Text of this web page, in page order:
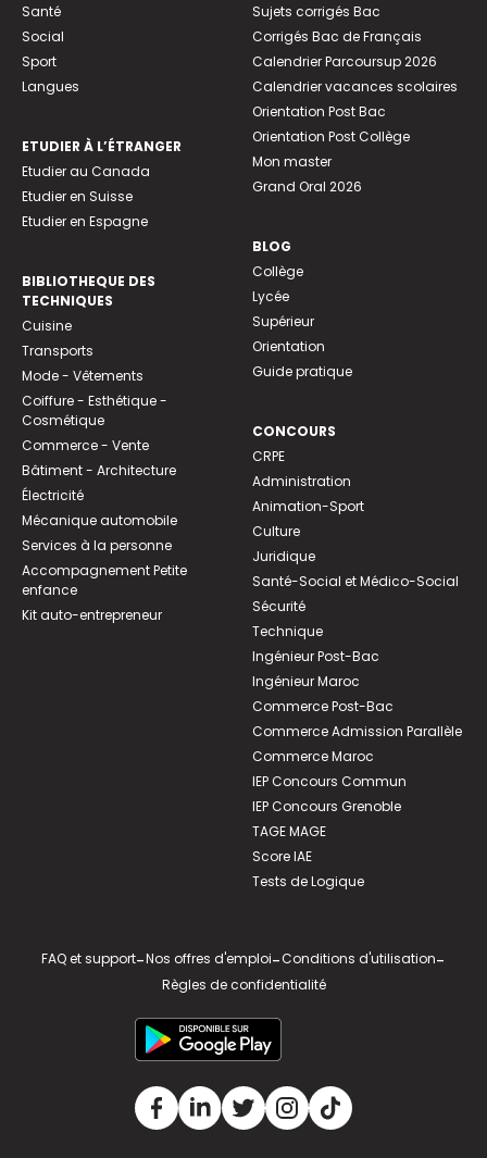
Santé
Social
Sport
Langues
ETUDIER À L’ÉTRANGER
Etudier au Canada
Etudier en Suisse
Etudier en Espagne
BIBLIOTHEQUE DES
TECHNIQUES
Cuisine
Transports
Mode - Vêtements
Coiffure - Esthétique -
Cosmétique
Commerce - Vente
Bâtiment - Architecture
Électricité
Mécanique automobile
Services à la personne
Accompagnement Petite
enfance
Kit auto-entrepreneur
Sujets corrigés Bac
Corrigés Bac de Français
Calendrier Parcoursup 2026
Calendrier vacances scolaires
Orientation Post Bac
Orientation Post Collège
Mon master
Grand Oral 2026
BLOG
Collège
Lycée
Supérieur
Orientation
Guide pratique
CONCOURS
CRPE
Administration
Animation-Sport
Culture
Juridique
Santé-Social et Médico-Social
Sécurité
Technique
Ingénieur Post-Bac
Ingénieur Maroc
Commerce Post-Bac
Commerce Admission Parallèle
Commerce Maroc
IEP Concours Commun
IEP Concours Grenoble
TAGE MAGE
Score IAE
Tests de Logique
FAQ et support-Nos offres d'emploi-Conditions d'utilisation-
Règles de confidentialité